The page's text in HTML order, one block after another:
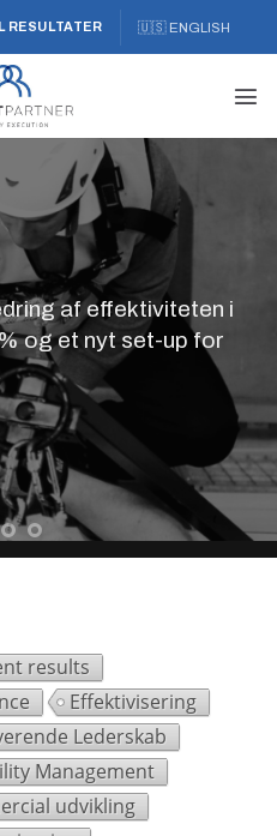
RESULTATER 🇺🇸 ENGLISH
af effektiviteten i
og et nyt set-up for
results
Effektivisering
Lederskab
Management
udvikling